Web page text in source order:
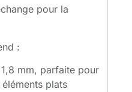
pour la
:
mm, parfaite pour
plats